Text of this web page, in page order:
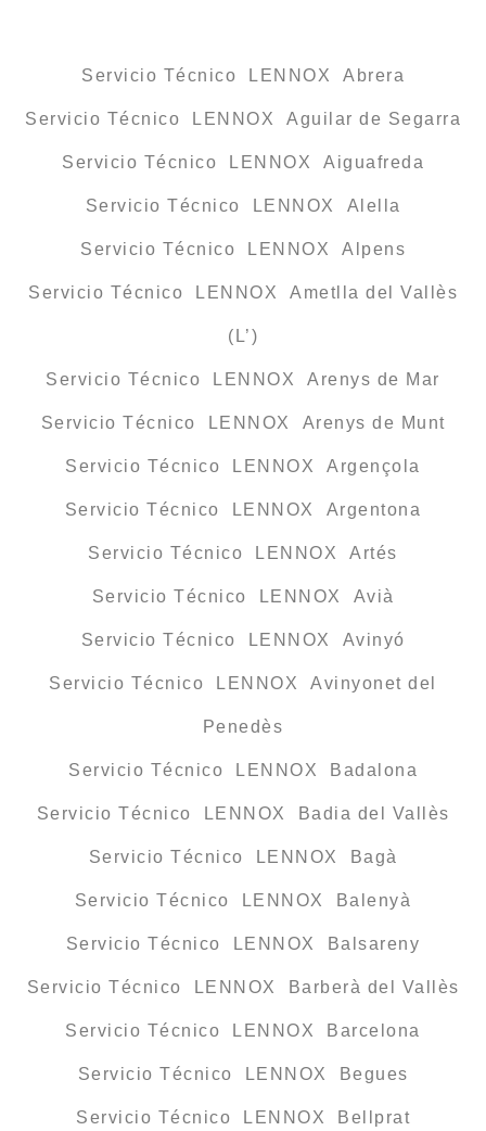
Servicio Técnico LENNOX Abrera
Servicio Técnico LENNOX Aguilar de Segarra
Servicio Técnico LENNOX Aiguafreda
Servicio Técnico LENNOX Alella
Servicio Técnico LENNOX Alpens
Servicio Técnico LENNOX Ametlla del Vallès
(L’)
Servicio Técnico LENNOX Arenys de Mar
Servicio Técnico LENNOX Arenys de Munt
Servicio Técnico LENNOX Argençola
Servicio Técnico LENNOX Argentona
Servicio Técnico LENNOX Artés
Servicio Técnico LENNOX Avià
Servicio Técnico LENNOX Avinyó
Servicio Técnico LENNOX Avinyonet del
Penedès
Servicio Técnico LENNOX Badalona
Servicio Técnico LENNOX Badia del Vallès
Servicio Técnico LENNOX Bagà
Servicio Técnico LENNOX Balenyà
Servicio Técnico LENNOX Balsareny
Servicio Técnico LENNOX Barberà del Vallès
Servicio Técnico LENNOX Barcelona
Servicio Técnico LENNOX Begues
Servicio Técnico LENNOX Bellprat